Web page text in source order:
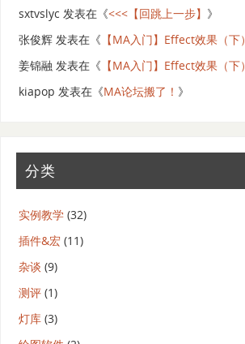
sxtvslyc 发表在《<<<【回跳上一步】 》
张俊辉发表在《 【MA入门】Effect效果（下）
姜锦融 发表在《 【MA入门】Effect效果（下）
kiapop 发表在《MA论坛搬了！ 》
分类
实例教学(32)
插件&宏(11)
杂谈 (9)
测评(1)
灯库(3)